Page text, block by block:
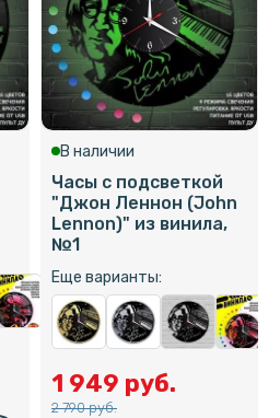
В наличии
Часы с подсветкой
"Джон Леннон (John
Lennon)" из винила,
№1
Еще варианты:
1 949 руб.
2 790 руб.